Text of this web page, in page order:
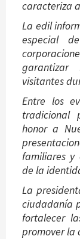
caracteriza
La edil
especial
visitantes
Entre los
tradicional
honor a
familiares y
de la
La
ciudadanía
fortalecer
promover la